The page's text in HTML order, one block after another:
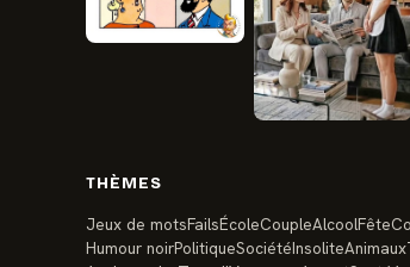
THÈMES
Jeux de motsFailsÉcoleCoupleAlcoolFête
Humour noirPolitiqueSociétéInsoliteAnimaux